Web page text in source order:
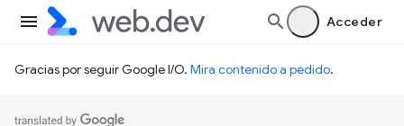
Acceder
Gracias por seguir Google I/O. Mira contenido a pedido.